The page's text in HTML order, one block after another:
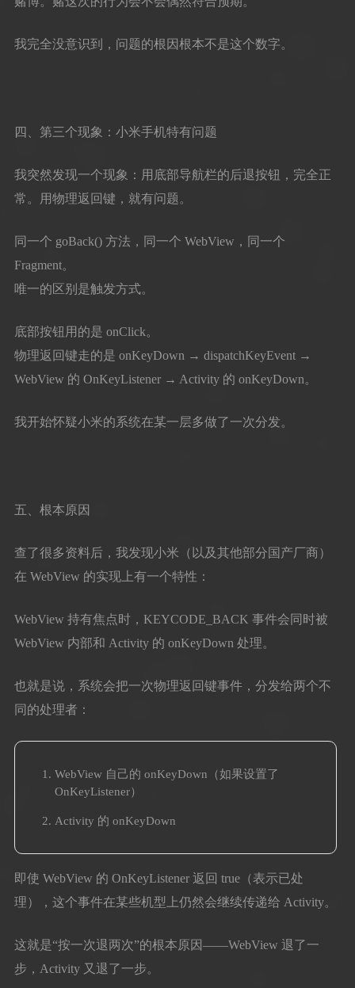
我完全没意识到，问题的根因根本不是这个数字。
四、第三个现象：小米手机特有问题
我突然发现一个现象：用底部导航栏的后退按钮，完全正
常。用物理返回键，就有问题。
同一个 goBack() 方法，同一个 WebView，同一个
Fragment。
唯一的区别是触发方式。
底部按钮用的是 onClick。
物理返回键走的是 onKeyDown → dispatchKeyEvent →
WebView 的 OnKeyListener → Activity 的 onKeyDown。
我开始怀疑小米的系统在某一层多做了一次分发。
五、根本原因
查了很多资料后，我发现小米（以及其他部分国产厂商）
在 WebView 的实现上有一个特性：
WebView 持有焦点时，KEYCODE_BACK 事件会同时被
WebView 内部和 Activity 的 onKeyDown 处理。
也就是说，系统会把一次物理返回键事件，分发给两个不
同的处理者：
WebView 自己的 onKeyDown（如果设置了
OnKeyListener）
Activity 的 onKeyDown
即使 WebView 的 OnKeyListener 返回 true（表示已处
理），这个事件在某些机型上仍然会继续传递给 Activity。
这就是“按一次退两次”的根本原因——WebView 退了一
步，Activity 又退了一步。